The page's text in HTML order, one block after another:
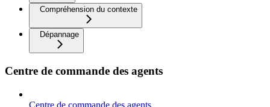
Compréhension du contexte
Dépannage
Centre de commande des agents
Centre de commande des agents